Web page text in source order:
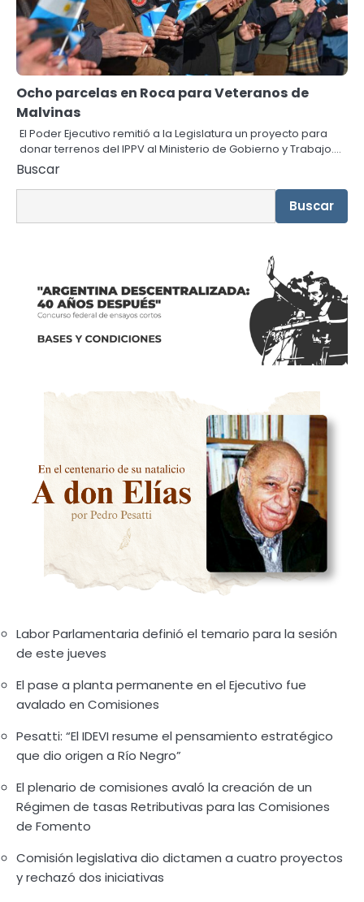
Ocho parcelas en Roca para Veteranos de
Malvinas
El Poder Ejecutivo remitió a la Legislatura un proyecto para
donar terrenos del IPPV al Ministerio de Gobierno y Trabajo.…
Buscar
Buscar
Labor Parlamentaria definió el temario para la sesión
de este jueves
El pase a planta permanente en el Ejecutivo fue
avalado en Comisiones
Pesatti: “El IDEVI resume el pensamiento estratégico
que dio origen a Río Negro”
El plenario de comisiones avaló la creación de un
Régimen de tasas Retributivas para las Comisiones
de Fomento
Comisión legislativa dio dictamen a cuatro proyectos
y rechazó dos iniciativas